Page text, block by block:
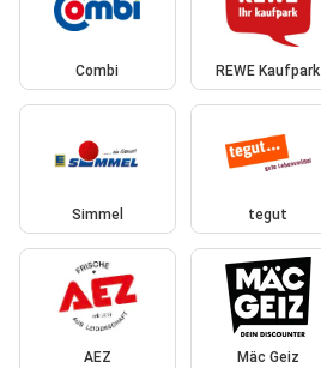
Combi REWE Kaufpark
Simmel tegut
AEZ Mäc Geiz